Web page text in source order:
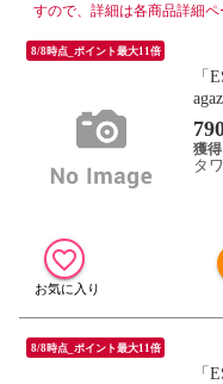
すので、詳細は各商品詳細ペ
8/8時点_ポイント最大11倍
「
タ
8/8時点_ポイント最大11倍
「